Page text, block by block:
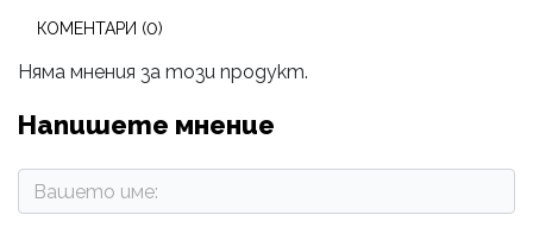
КОМЕНТАРИ (0)
Няма мнения за този продукт.
Напишете мнение